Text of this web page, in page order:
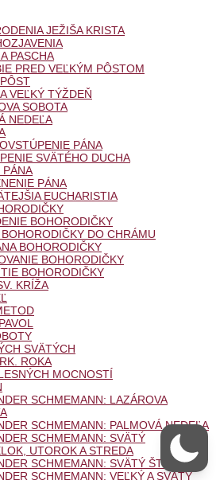
JEŽIŠA KRISTA
PASCHA
PRED VEĽKÝM PÔSTOM
VEĽKÝ TÝŽDEŇ
SOBOTA
NEDEĽA
PÁNA
SVÄTÉHO DUCHA
PÁNA
EUCHARISTIA
BOHORODIČKY
DO CHRÁMU
BOHORODIČKY
BOHORODIČKY
BOHORODIČKY
KRÍŽA
SVÄTÝCH
ROKA
MOCNOSTÍ
SCHMEMANN: LAZÁROVA
SCHMEMANN: PALMOVÁ NEDEĽA
SCHMEMANN: SVÄTÝ
UTOROK A STREDA
SCHMEMANN: SVÄTÝ ŠTVRTOK
SCHMEMANN: VEĽKÝ A SVÄTÝ